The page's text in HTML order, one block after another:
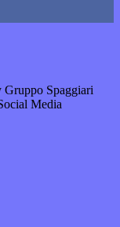
Gruppo Spaggiari
Media